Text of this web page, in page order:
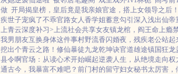
做 开局揭皇榜，皇后竟是我亲娘官途，搭上女领导之后！
疾世子宠疯了不乖官路女人香学姐蓄意勾引 深入浅出仙帝
上青云深度补习>上流社会共享女友镇龙棺，阎王命上瘾
我男朋友互换身体这件事村野流香闪婚夜，残疾老公站起
挖出个青云之路！ 修仙暴徒九龙乾坤诀官道雄途镇国狂龙
县令啊官场：从读心术开始崛起逆袭人生，从绝境走向权
通古今，我暴富不难吧？ 前门村的留守妇女秘书太厉害，